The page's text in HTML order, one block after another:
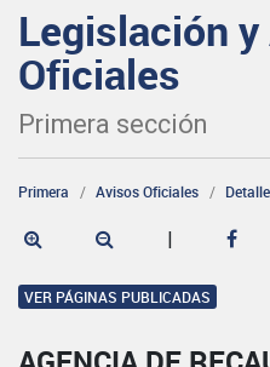
Legislación
Oficiales
Primera sección
Primera Avisos Oficiales Detalle
|
VER PÁGINAS PUBLICADAS